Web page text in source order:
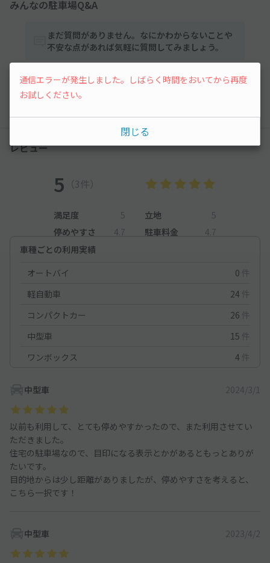
みんなの駐車場Q&A
まだ質問がありません。なにかわからないことや
不安な点があれば気軽に質問してみましょう。
質問する
レビュー
5 （3件）
満足度 5 立地
5
停めやすさ
4.7 駐車料金
4.7
車種ごとの利用実績
オートバイ
0 件
軽自動車
24 件
コンパクトカー
26 件
中型車
15 件
ワンボックス
4 件
中型車 2024/3/1
以前も利用して、とても停めやすかったので、また利用させてい
ただきました。
住宅の駐車場なので、目印になる表示とかがあるともっとありが
たいです。
目的地からは少し距離がありましたが、停めやすさを考えると、
こちら一択です！
中型車 2023/4/2
通信エラーが発生しました。しばらく時間をおいてから再度
お試しください。
閉じる